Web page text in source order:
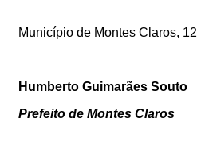
Município de Montes Claros, 12
Humberto Guimarães Souto
Prefeito de Montes Claros